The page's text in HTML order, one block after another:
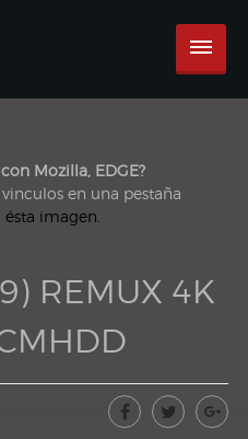
Mozilla, EDGE?
en una pestaña
ésta imagen.
REMUX 4K